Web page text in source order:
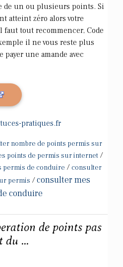
de un ou plusieurs points. Si
atteint zéro alors votre
tout recommencer, Code
il ne vous reste plus
une amande avec
pratiques.fr
nombre de points permis sur
points de permis sur internet /
permis de conduire / consulter
permis /consulter mes
conduire
de points pas
du ...